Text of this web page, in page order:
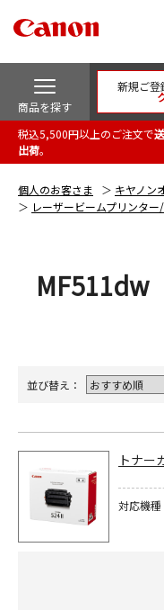
商品を探す
新規ご登
税込5,500円以上のご注文で
出荷。
個人のお客さま キヤノン
レーザービームプリンタ
MF511dw
並び替え：
トナー
対応機